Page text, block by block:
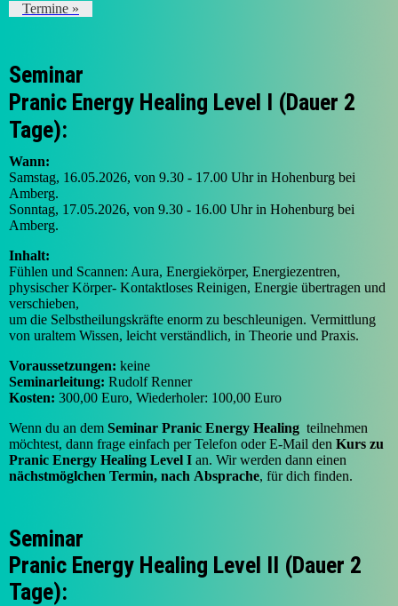
Termine »
Seminar
Pranic Energy Healing Level I (Dauer 2
Tage):
Wann:
Samstag, 16.05.2026, von 9.30 - 17.00 Uhr in Hohenburg bei
Amberg.
Sonntag, 17.05.2026, von 9.30 - 16.00 Uhr in Hohenburg bei
Amberg.
Inhalt:
Fühlen und Scannen: Aura, Energiekörper, Energiezentren,
physischer Körper- Kontaktloses Reinigen, Energie übertragen und
verschieben,
um die Selbstheilungskräfte enorm zu beschleunigen. Vermittlung
von uraltem Wissen, leicht verständlich, in Theorie und Praxis.
Voraussetzungen: keine
Seminarleitung: Rudolf Renner
Kosten: 300,00 Euro, Wiederholer: 100,00 Euro
Wenn du an dem Seminar Pranic Energy Healing teilnehmen
möchtest, dann frage einfach per Telefon oder E-Mail den Kurs zu
Pranic Energy Healing Level I an. Wir werden dann einen
nächstmöglchen Termin, nach Absprache, für dich finden.
Seminar
Pranic Energy Healing Level II (Dauer 2
Tage):